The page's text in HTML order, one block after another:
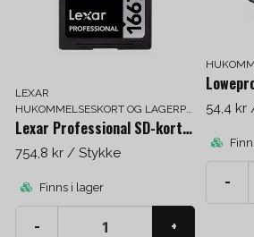
LEXAR
HUKOMMELSESKORT OG LAGERPLADS
Lexar Professional SD-kort 1667x 256 GB
754,8 kr / Stykke
Finns i lager
- +
54,4 kr
-